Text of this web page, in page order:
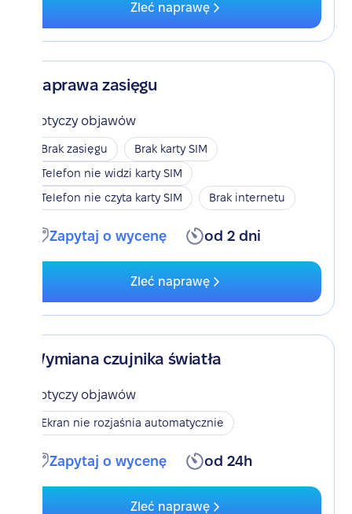
Zleć naprawę
Naprawa zasięgu
Dotyczy objawów
Brak zasięgu
Brak karty SIM
Telefon nie widzi karty SIM
Telefon nie czyta karty SIM
Brak internetu
Zapytaj o wycenę od 2 dni
Zleć naprawę
Wymiana czujnika światła
Dotyczy objawów
Ekran nie rozjaśnia automatycznie
Zapytaj o wycenę od 24h
Zleć naprawę